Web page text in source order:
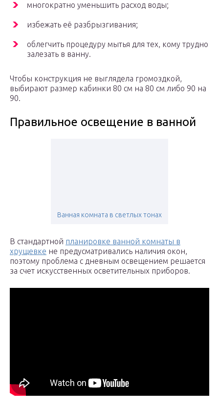
многократно уменьшить расход воды;
избежать её разбрызгивания;
облегчить процедуру мытья для тех, кому трудно
залезать в ванну.
Чтобы конструкция не выглядела громоздкой,
выбирают размер кабинки 80 см на 80 см либо 90 на
90.
Правильное освещение в ванной
Ванная комната в светлых тонах
В стандартной планировке ванной комнаты в
хрущевке не предусматривались наличия окон,
поэтому проблема с дневным освещением решается
за счет искусственных осветительных приборов.